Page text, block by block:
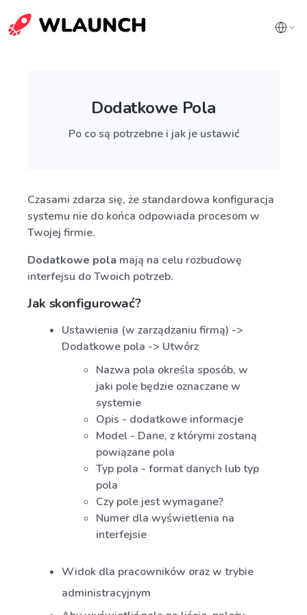
Dodatkowe Pola
Po co są potrzebne i jak je ustawić
Czasami zdarza się, że standardowa konfiguracja
systemu nie do końca odpowiada procesom w
Twojej firmie.
Dodatkowe pola mają na celu rozbudowę
interfejsu do Twoich potrzeb.
Jak skonfigurować?
Ustawienia (w zarządzaniu firmą) ->
Dodatkowe pola -> Utwórz
Nazwa pola określa sposób, w
jaki pole będzie oznaczane w
systemie
Opis - dodatkowe informacje
Model - Dane, z którymi zostaną
powiązane pola
Typ pola - format danych lub typ
pola
Czy pole jest wymagane?
Numer dla wyświetlenia na
interfejsie
Widok dla pracowników oraz w trybie
administracyjnym